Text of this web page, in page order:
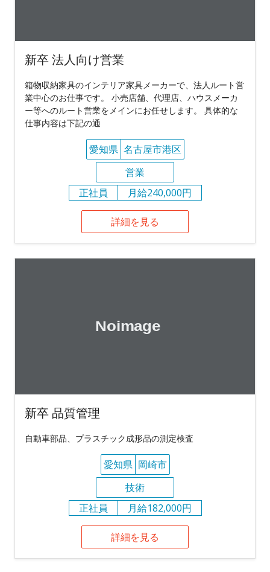
新卒 法人向け営業
箱物収納家具のインテリア家具メーカーで、法人ルート営
業中心のお仕事です。 小売店舗、代理店、ハウスメーカ
ー等へのルート営業をメインにお任せします。 具体的な
仕事内容は下記の通
愛知県 名古屋市港区
営業
正社員
月給240,000円
詳細を見る
新卒 品質管理
自動車部品、プラスチック成形品の測定検査
愛知県 岡崎市
技術
正社員
月給182,000円
詳細を見る